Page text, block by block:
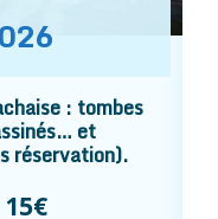
: tombes
et
réservation).
15€